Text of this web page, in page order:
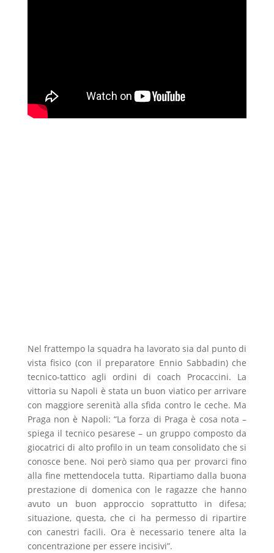
Nel frattempo la squadra ha lavorato sia dal punto di
vista fisico (con il preparatore Ennio Sabbadin) che
tecnico-tattico agli ordini di coach Procaccini. La
vittoria su Napoli è stata un buon viatico per arrivare
con maggiore serenità alla sfida contro le ceche. Ma
Praga non è Napoli: “La forza di Praga è cosa nota –
spiega il tecnico pesarese – un gruppo composto da
giocatrici di alto profilo in un team consolidato che si
conosce bene. Noi però siamo qua per provarci fino
alla fine mettendocela tutta. Ripartiamo dalla buona
prestazione di domenica con le ragazze che hanno
avuto un buon approccio soprattutto in difesa;
situazione, questa, che ci ha permesso di ripartire
con canestri facili. Ora è necessario tenere alta la
concentrazione per essere incisivi”.